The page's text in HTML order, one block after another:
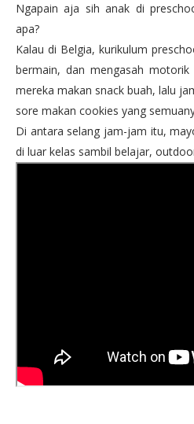
Ngapain aja sih anak di
apa?
Kalau di Belgia, kurikulum
bermain, dan mengasah
mereka makan snack buah, lalu
sore makan cookies yang
Di antara selang jam-jam itu,
di luar kelas sambil belajar,